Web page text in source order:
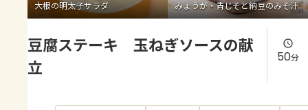
お買い物
AJINOMOTO PARK とは
大根の明太子サラダ みょうが・青じそと納豆のみそ汁
豆腐ステーキ 玉ねぎソースの献
立
50分